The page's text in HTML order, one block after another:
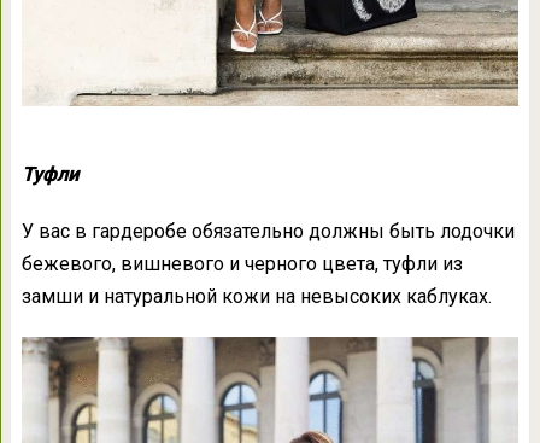
Туфли
У вас в гардеробе обязательно должны быть лодочки
бежевого, вишневого и черного цвета, туфли из
замши и натуральной кожи на невысоких каблуках.